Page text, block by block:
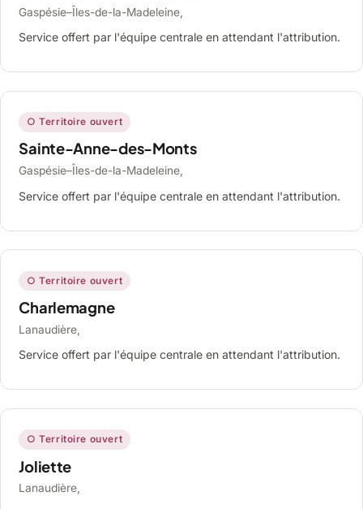
Gaspésie–Îles-de-la-Madeleine,
Service offert par l'équipe centrale en attendant l'attribution.
○ Territoire ouvert
Sainte-Anne-des-Monts
Gaspésie–Îles-de-la-Madeleine,
Service offert par l'équipe centrale en attendant l'attribution.
○ Territoire ouvert
Charlemagne
Lanaudière,
Service offert par l'équipe centrale en attendant l'attribution.
○ Territoire ouvert
Joliette
Lanaudière,